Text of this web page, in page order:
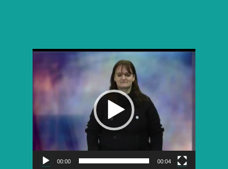
Lecteur
vidéo
00:00 00:04